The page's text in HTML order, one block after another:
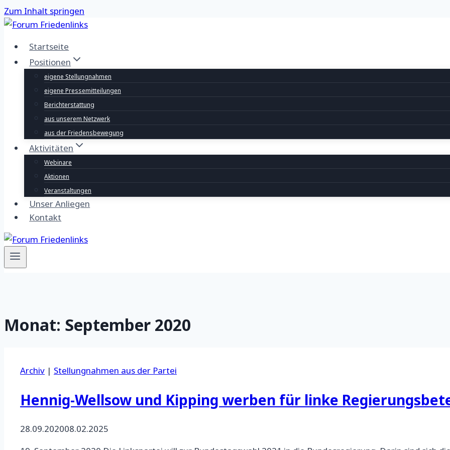
Zum Inhalt springen
Startseite
Positionen
eigene Stellungnahmen
eigene Pressemitteilungen
Berichterstattung
aus unserem Netzwerk
aus der Friedensbewegung
Aktivitäten
Webinare
Aktionen
Veranstaltungen
Unser Anliegen
Kontakt
Monat: September 2020
Archiv | Stellungnahmen aus der Partei
Hennig-Wellsow und Kipping werben für linke
28.09.202008.02.2025